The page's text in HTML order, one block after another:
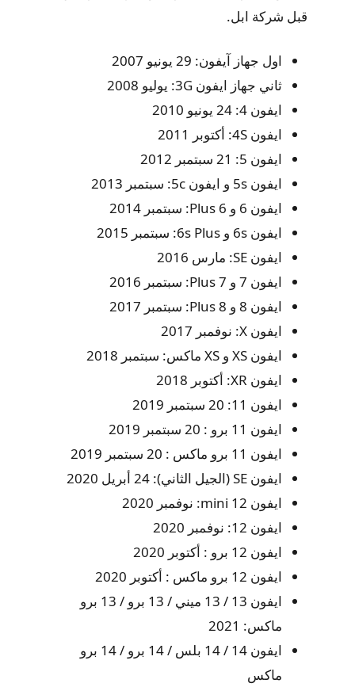
قبل شركة ابل.
اول جهاز آيفون: 29 يونيو 2007
ثاني جهاز ايفون 3G: يوليو 2008
ايفون 4: 24 يونيو 2010
ايفون 4S: أكتوبر 2011
ايفون 5: 21 سبتمبر 2012
ايفون 5s و ايفون 5c: سبتمبر 2013
ايفون 6 و 6 Plus: سبتمبر 2014
ايفون 6s و 6s Plus: سبتمبر 2015
ايفون SE: مارس 2016
ايفون 7 و 7 Plus: سبتمبر 2016
ايفون 8 و 8 Plus: سبتمبر 2017
ايفون X: نوفمبر 2017
ايفون XS و XS ماكس: سبتمبر 2018
ايفون XR: أكتوبر 2018
ايفون 11: 20 سبتمبر 2019
ايفون 11 برو : 20 سبتمبر 2019
ايفون 11 برو ماكس : 20 سبتمبر 2019
ايفون SE (الجيل الثاني): 24 أبريل 2020
ايفون 12 mini: نوفمبر 2020
ايفون 12: نوفمبر 2020
ايفون 12 برو : أكتوبر 2020
ايفون 12 برو ماكس : أكتوبر 2020
ايفون 13 / 13 ميني / 13 برو / 13 برو
ماكس: 2021
ايفون 14 / 14 بلس / 14 برو / 14 برو
ماكس